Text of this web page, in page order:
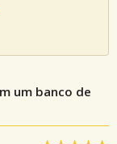
um banco de